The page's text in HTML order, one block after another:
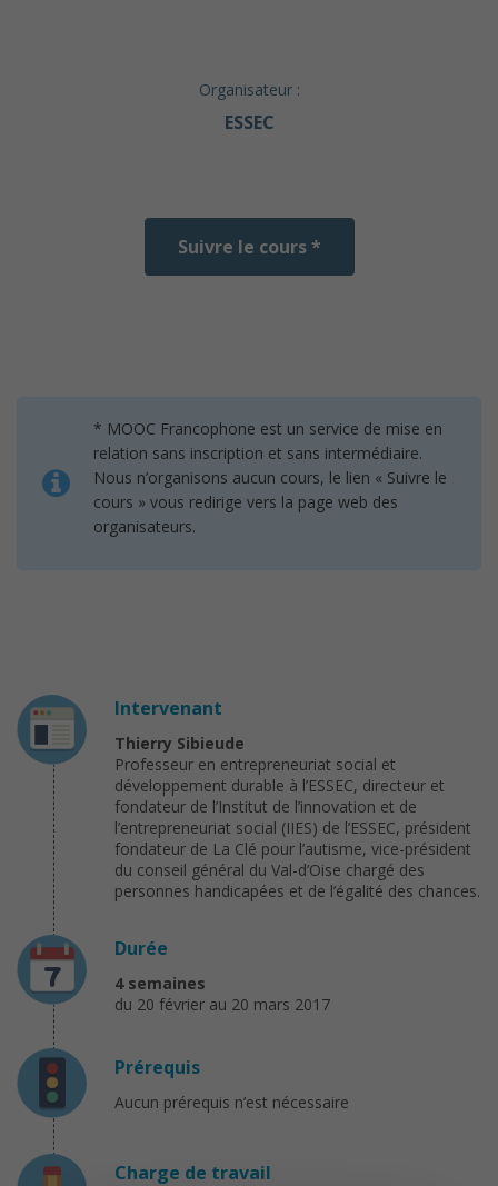
Organisateur :
ESSEC
Suivre le cours *
* MOOC Francophone est un service de mise en
relation sans inscription et sans intermédiaire.
Nous n’organisons aucun cours, le lien « Suivre le
cours » vous redirige vers la page web des
organisateurs.
Intervenant
Thierry Sibieude
Professeur en entrepreneuriat social et
développement durable à l’ESSEC, directeur et
fondateur de l’Institut de l’innovation et de
l’entrepreneuriat social (IIES) de l’ESSEC, président
fondateur de La Clé pour l’autisme, vice-président
du conseil général du Val-d’Oise chargé des
personnes handicapées et de l’égalité des chances.
Durée
4 semaines
du 20 février au 20 mars 2017
Prérequis
Aucun prérequis n’est nécessaire
Charge de travail